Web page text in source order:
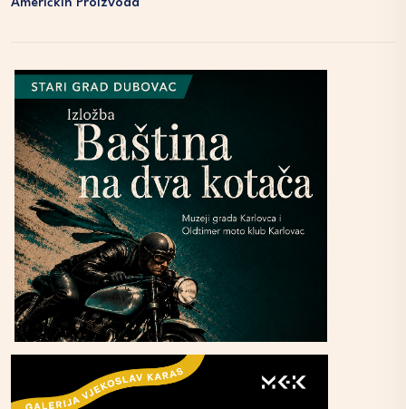
Američkih Proizvoda